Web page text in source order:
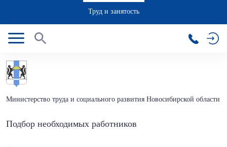
Труд и занятость
Министерство труда и социального развития Новосибирской области
Подбор необходимых работников